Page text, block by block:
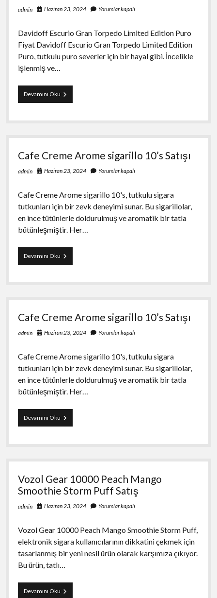
admin Haziran 23, 2024 Yorumlar kapalı
Davidoff Escurio Gran Torpedo Limited Edition Puro
Fiyat Davidoff Escurio Gran Torpedo Limited Edition
Puro, tutkulu puro severler için bir hayal gibi. İncelikle
işlenmiş ve…
Devamını OkuDavidoff
Escurio
Torpedo
Edition
Fiyat
Cafe Creme Arome sigarillo 10’s Satışı
admin Haziran 23, 2024 Yorumlar kapalı
Cafe Creme Arome sigarillo 10's, tutkulu sigara
tutkunları için bir zevk deneyimi sunar. Bu sigarillolar,
en ince tütünlerle doldurulmuş ve aromatik bir tatla
bütünleşmiştir. Her…
Devamını OkuCafe
Creme
sigarillo
Satışı
Cafe Creme Arome sigarillo 10’s Satışı
admin Haziran 23, 2024 Yorumlar kapalı
Cafe Creme Arome sigarillo 10's, tutkulu sigara
tutkunları için bir zevk deneyimi sunar. Bu sigarillolar,
en ince tütünlerle doldurulmuş ve aromatik bir tatla
bütünleşmiştir. Her…
Devamını OkuCafe
Creme
sigarillo
Satışı
Vozol Gear 10000 Peach Mango
Smoothie Storm Puff Satış
admin Haziran 23, 2024 Yorumlar kapalı
Vozol Gear 10000 Peach Mango Smoothie Storm Puff,
elektronik sigara kullanıcılarının dikkatini çekmek için
tasarlanmış bir yeni nesil ürün olarak karşımıza çıkıyor.
Bu ürün, tatlı…
Devamını OkuVozol